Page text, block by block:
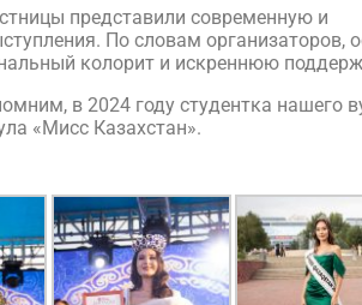
представили современную и
По словам организаторов,
колорит и искреннюю
в 2024 году студентка нашего
«Мисс Казахстан».